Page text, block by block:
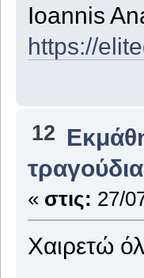
Ioannis
https://
12
« στις: 27/
Χαιρετώ